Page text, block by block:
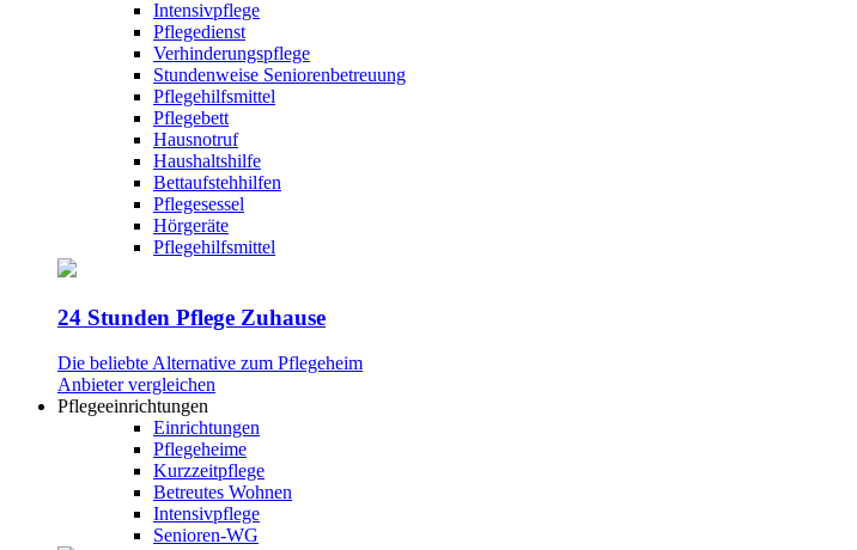
Intensivpflege
Pflegedienst
Verhinderungspflege
Stundenweise Seniorenbetreuung
Pflegehilfsmittel
Pflegebett
Hausnotruf
Haushaltshilfe
Bettaufstehhilfen
Pflegesessel
Hörgeräte
Pflegehilfsmittel
24 Stunden Pflege Zuhause
Die beliebte Alternative zum Pflegeheim
Anbieter vergleichen
Pflegeeinrichtungen
Einrichtungen
Pflegeheime
Kurzzeitpflege
Betreutes Wohnen
Intensivpflege
Senioren-WG